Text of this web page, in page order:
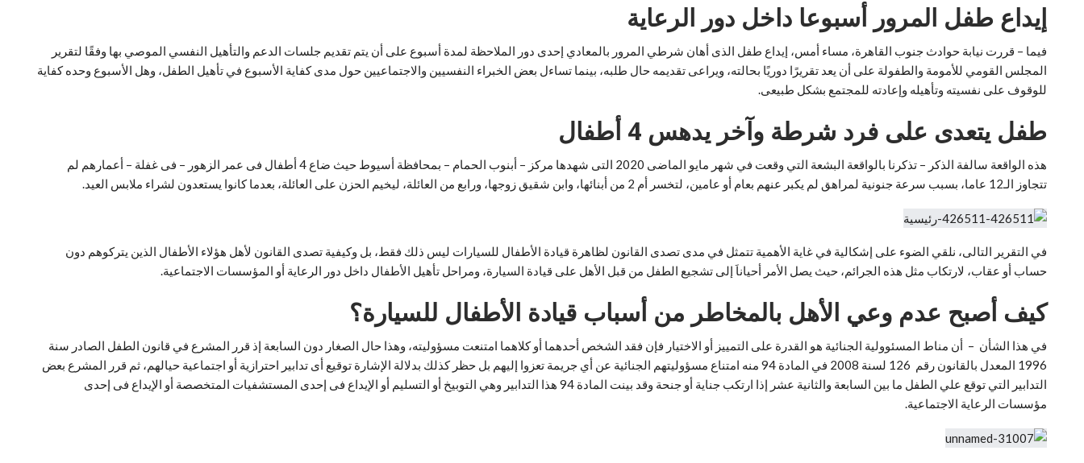
إيداع طفل المرور أسبوعا داخل دور الرعاية
فيما – قررت نيابة حوادث جنوب القاهرة، مساء أمس، إيداع طفل الذى أهان شرطي المرور بالمعادي إحدى دور الملاحظة لمدة أسبوع على أن يتم تقديم جلسات الدعم والتأهيل النفسي الموصي بها وفقًا لتقرير
المجلس القومي للأمومة والطفولة على أن يعد تقريرًا دوريًا بحالته، ويراعى تقديمه حال طلبه، بينما تساءل بعض الخبراء النفسيين والاجتماعيين حول مدى كفاية الأسبوع في تأهيل الطفل، وهل الأسبوع وحده كفاية
للوقوف على نفسيته وتأهيله وإعادته للمجتمع بشكل طبيعى.
طفل يتعدى على فرد شرطة وآخر يدهس 4 أطفال
هذه الواقعة سالفة الذكر – تذكرنا بالواقعة البشعة التي وقعت في شهر مايو الماضى 2020 التى شهدها مركز – أبنوب الحمام – بمحافظة أسيوط حيث ضاع 4 أطفال فى عمر الزهور – فى غفلة – أعمارهم لم
تتجاوز الـ12 عاما، بسبب سرعة جنونية لمراهق لم يكبر عنهم بعام أو عامين، لتخسر أم 2 من أبنائها، وابن شقيق زوجها، ورابع من العائلة، ليخيم الحزن على العائلة، بعدما كانوا يستعدون لشراء ملابس العيد.
في التقرير التالى، نلقي الضوء على إشكالية في غاية الأهمية تتمثل في مدى تصدى القانون لظاهرة قيادة الأطفال للسيارات ليس ذلك فقط، بل وكيفية تصدى القانون لأهل هؤلاء الأطفال الذين يتركوهم دون
حساب أو عقاب، لارتكاب مثل هذه الجرائم، حيث يصل الأمر أحياناَ إلى تشجيع الطفل من قبل الأهل على قيادة السيارة، ومراحل تأهيل الأطفال داخل دور الرعاية أو المؤسسات الاجتماعية.
كيف أصبح عدم وعي الأهل بالمخاطر من أسباب قيادة الأطفال للسيارة؟
في هذا الشأن – أن مناط المسئوولية الجنائية هو القدرة على التمييز أو الاختيار فإن فقد الشخص أحدهما أو كلاهما امتنعت مسؤوليته، وهذا حال الصغار دون السابعة إذ قرر المشرع في قانون الطفل الصادر سنة
1996 المعدل بالقانون رقم 126 لسنة 2008 في المادة 94 منه امتناع مسؤوليتهم الجنائية عن أي جريمة تعزوا إليهم بل حظر كذلك بدلالة الإشارة توقيع أى تدابير احترازية أو اجتماعية حيالهم، ثم قرر المشرع بعض
التدابير التي توقع علي الطفل ما بين السابعة والثانية عشر إذا ارتكب جناية أو جنحة وقد بينت المادة 94 هذا التدابير وهي التوبيخ أو التسليم أو الإيداع فى إحدى المستشفيات المتخصصة أو الإيداع فى إحدى
مؤسسات الرعاية الاجتماعية.